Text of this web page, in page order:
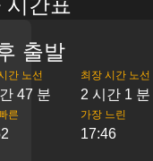
간표
출발
간 노선
47 분
최장 시간 노선
2 시간 1 분
른 가장 느린
17:46